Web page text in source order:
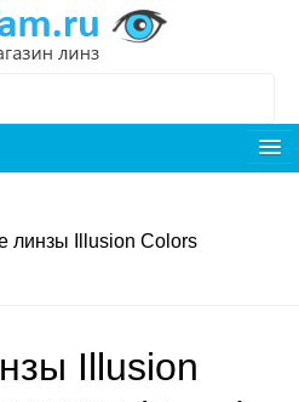
линзы Illusion Colors
Illusion